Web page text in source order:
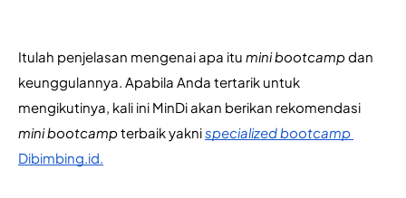
Itulah penjelasan mengenai apa itu mini bootcamp dan
keunggulannya. Apabila Anda tertarik untuk
mini bootcamp terbaik yakni specialized bootcamp
Dibimbing.id.